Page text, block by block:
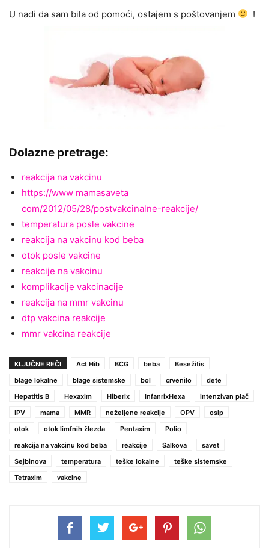
U nadi da sam bila od pomoći, ostajem s poštovanjem !
Dolazne pretrage:
reakcija na vakcinu
https://www mamasaveta
com/2012/05/28/postvakcinalne-reakcije/
temperatura posle vakcine
reakcija na vakcinu kod beba
otok posle vakcine
reakcije na vakcinu
komplikacije vakcinacije
reakcija na mmr vakcinu
dtp vakcina reakcije
mmr vakcina reakcije
KLJUČNE REČI Act Hib BCG beba
Besežitis
blage lokalne
blage sistemske bol crvenilo
dete
Hepatitis B
Hexaxim Hiberix InfanrixHexa
intenzivan plač
IPV
mama MMR neželjene reakcije OPV
osip
otok
otok limfnih žlezda Pentaxim
Polio
reakcija na vakcinu kod beba
reakcije Salkova
savet
Sejbinova
temperatura teške lokalne
teške sistemske
Tetraxim
vakcine